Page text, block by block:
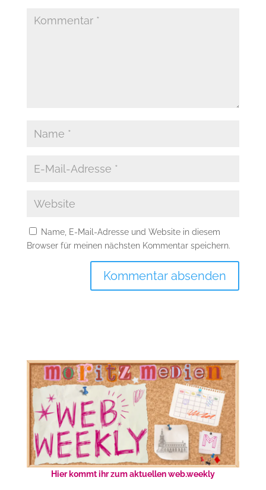
Name, E-Mail-Adresse und Website in diesem
Browser für meinen nächsten Kommentar speichern.
Hier kommt ihr zum aktuellen web.weekly